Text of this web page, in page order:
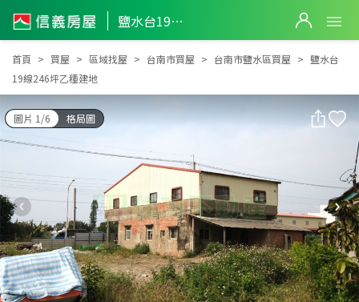
鹽水台19線246坪乙種建地
鹽水台19線246坪乙種建地
首頁 買屋 區域找屋 台南市買屋 台南市鹽水區買屋
鹽水台
19線246坪乙種建地
圖片 1/6 格局圖